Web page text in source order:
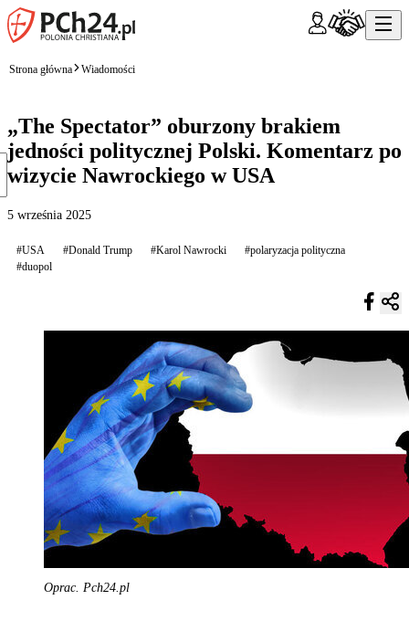
Strona główna Wiadomości
„The Spectator” oburzony brakiem
jedności politycznej Polski. Komentarz po
wizycie Nawrockiego w USA
5 września 2025
#USA #Donald Trump #Karol Nawrocki
#polaryzacja polityczna
#duopol
Oprac. Pch24.pl